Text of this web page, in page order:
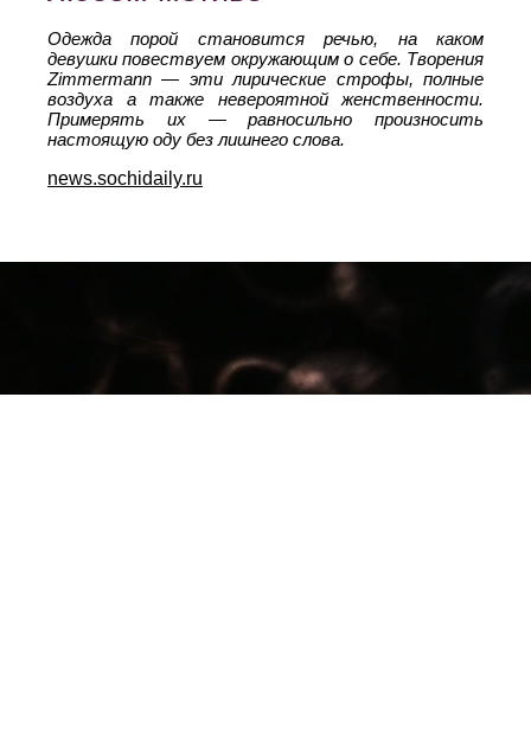
Одежда порой становится речью, на каком
девушки повествуем окружающим о себе. Творения
Zimmermann — эти лирические строфы, полные
воздуха а также невероятной женственности.
Примерять их — равносильно произносить
настоящую оду без лишнего слова.
news.sochidaily.ru